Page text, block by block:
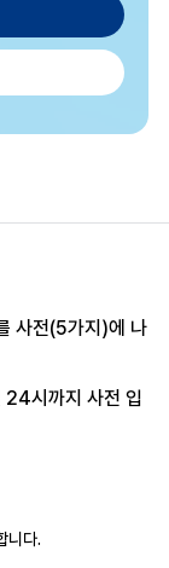
사전(5가지)에 나
시까지 사전 입
니다.